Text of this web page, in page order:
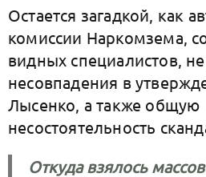
Остается загадкой, как
комиссии Наркомзема,
видных специалистов,
несовпадения в
Лысенко, а также общую
несостоятельность
Откуда взялось